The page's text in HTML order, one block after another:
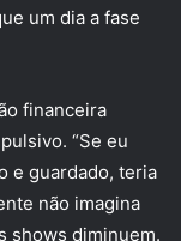
um dia a fase
financeira
“Se eu
e guardado, teria
não imagina
shows diminuem.